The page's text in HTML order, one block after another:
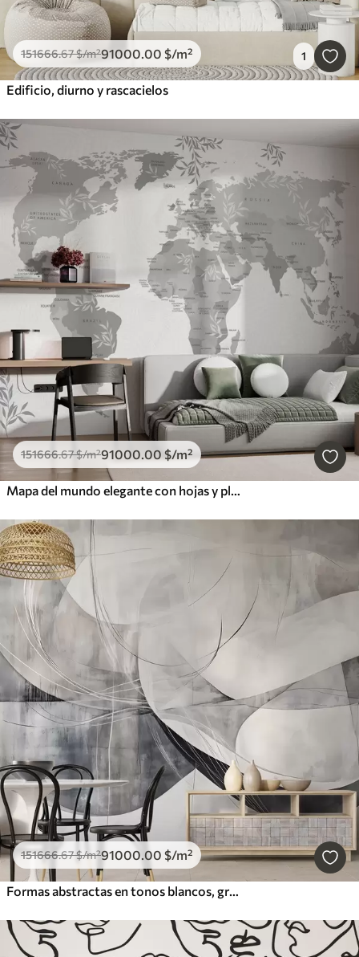
151666.67$/m²91000.00 $/m² 1
Edificio, diurno y rascacielos
151666.67$/m²91000.00 $/m²
Mapa del mundo elegante con hojas y plantas en color gris
151666.67$/m²91000.00 $/m²
Formas abstractas en tonos blancos, grises y negros sobre un fondo de textura difuminada